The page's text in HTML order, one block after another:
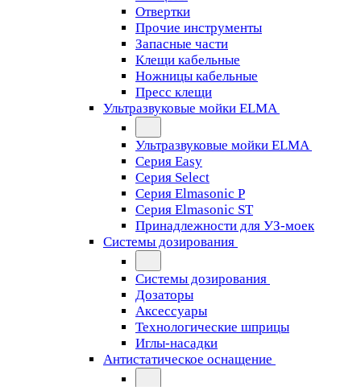
Отвертки
Прочие инструменты
Запасные части
Клещи кабельные
Ножницы кабельные
Пресс клещи
Ультразвуковые мойки ELMA
Ультразвуковые мойки ELMA
Серия Easy
Серия Select
Серия Elmasonic P
Серия Elmasonic ST
Принадлежности для УЗ-моек
Системы дозирования
Системы дозирования
Дозаторы
Аксессуары
Технологические шприцы
Иглы-насадки
Антистатическое оснащение